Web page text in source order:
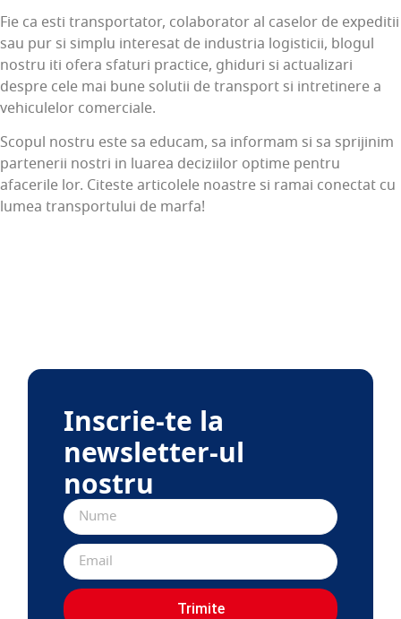
Fie ca esti transportator, colaborator al caselor de expeditii
sau pur si simplu interesat de industria logisticii, blogul
nostru iti ofera sfaturi practice, ghiduri si actualizari
despre cele mai bune solutii de transport si intretinere a
vehiculelor comerciale.
Scopul nostru este sa educam, sa informam si sa sprijinim
partenerii nostri in luarea deciziilor optime pentru
afacerile lor. Citeste articolele noastre si ramai conectat cu
lumea transportului de marfa!
Inscrie-te la
newsletter-ul
nostru
Trimite